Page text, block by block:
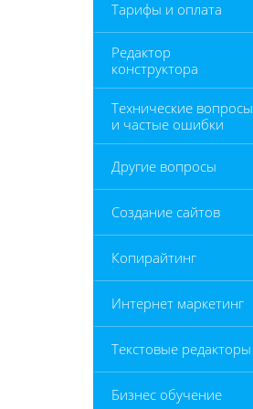
Тарифы и оплата
Редактор
конструктора
Технические вопросы
и частые ошибки
Другие вопросы
Создание сайтов
Копирайтинг
Интернет маркетинг
Текстовые редакторы
Бизнес обучение